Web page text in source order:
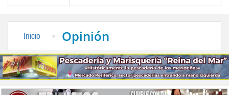
Inicio Opinión